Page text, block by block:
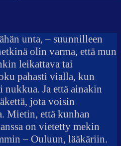
unta, – suunnilleen
olin varma, että mun
leikattava tai
pahasti vialla, kun
nukkua. Ja että ainakin
jota voisin
Mietin, että kunhan
on vietetty mekin
– Ouluun, lääkäriin.